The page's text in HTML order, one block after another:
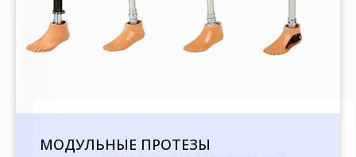
МОДУЛЬНЫЕ ПРОТЕЗЫ